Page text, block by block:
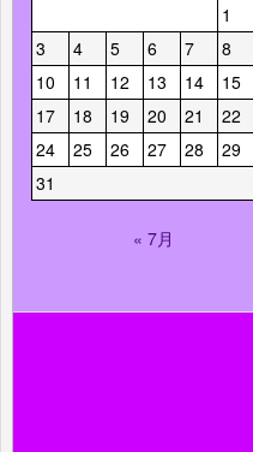
1
3
4 5 6 7 8
10
11 12 13 14 15
17
18 19 20 21 22
24
25 26 27 28 29
31
« 7月